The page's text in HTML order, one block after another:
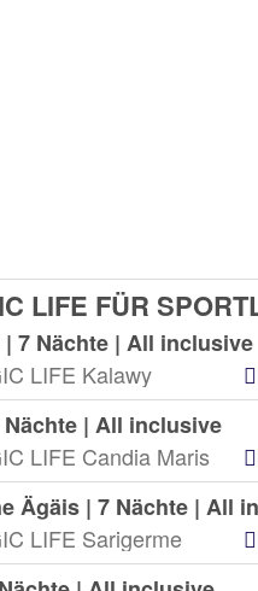
LIFE FÜR
7 Nächte | All inclusive
LIFE Kalawy
| All inclusive
LIFE Candia Maris
Ägäis | 7 Nächte | All
LIFE Sarigerme